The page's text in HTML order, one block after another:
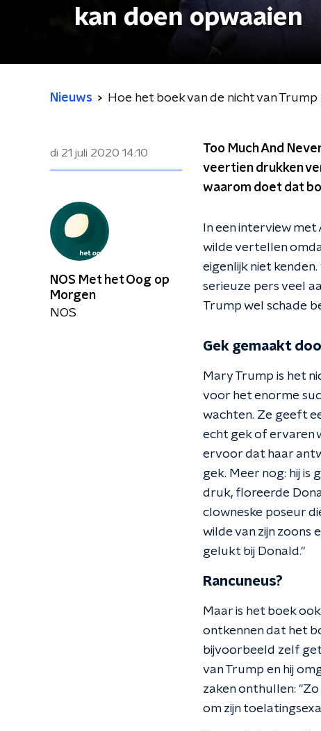
kan doen opwaaien
Nieuws Hoe het boek van de nicht van
di 21 juli 2020 14:10
Too Much And
veertien drukken
waarom doet dat
In een interview
wilde vertellen
eigenlijk niet
serieuze pers veel
Trump wel schade
Gek gemaakt
Mary Trump is het
voor het enorme
wachten. Ze geeft
echt gek of ervaren
ervoor dat haar
gek. Meer nog: hij is
druk, floreerde
clowneske poseur
wilde van zijn zoons
gelukt bij Donald."
Rancuneus?
Maar is het boek
ontkennen dat het
bijvoorbeeld zelf
van Trump en hij
zaken onthullen:
om zijn
NOS Met het Oog op
Morgen
NOS